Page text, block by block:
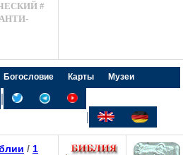
#
Богословие Карты Музеи
|
|
/ 1